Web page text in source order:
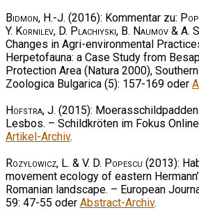
Bidmon, H.-J. (2016): Kommentar zu:
Y. Kornilev, D. Plachiyski, B. Naumov & A.
Changes in Agri-environmental
Herpetofauna: a Case Study from
Protection Area (Natura 2000),
Zoologica Bulgarica (5): 157-169 oder
Hofstra, J. (2015):
Lesbos. – Schildkröten im Fokus
Artikel-Archiv.
Rozylowicz, L. & V. D. Popescu (2013):
movement ecology of eastern
Romanian landscape. – European
59: 47-55 oder Abstract-Archiv.